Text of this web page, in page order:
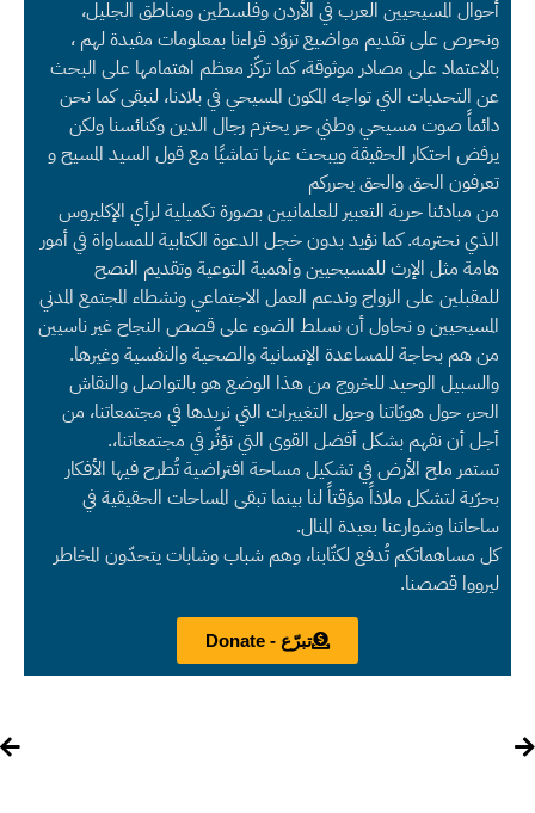
أحوال المسيحيين العرب في الأردن وفلسطين ومناطق الجليل،
ونحرص على تقديم مواضيع تزوّد قراءنا بمعلومات مفيدة لهم ،
بالاعتماد على مصادر موثوقة، كما تركّز معظم اهتمامها على البحث
عن التحديات التي تواجه المكون المسيحي في بلادنا، لنبقى كما نحن
دائماً صوت مسيحي وطني حر يحترم رجال الدين وكنائسنا ولكن
يرفض احتكار الحقيقة ويبحث عنها تماشيًا مع قول السيد المسيح و
تعرفون الحق والحق يحرركم
من مبادئنا حرية التعبير للعلمانيين بصورة تكميلية لرأي الإكليروس
الذي نحترمه. كما نؤيد بدون خجل الدعوة الكتابية للمساواة في أمور
هامة مثل الإرث للمسيحيين وأهمية التوعية وتقديم النصح
للمقبلين على الزواج وندعم العمل الاجتماعي ونشطاء المجتمع المدني
المسيحيين و نحاول أن نسلط الضوء على قصص النجاح غير ناسيين
من هم بحاجة للمساعدة الإنسانية والصحية والنفسية وغيرها.
والسبيل الوحيد للخروج من هذا الوضع هو بالتواصل والنقاش
الحر، حول هويّاتنا وحول التغييرات التي نريدها في مجتمعاتنا، من
أجل أن نفهم بشكل أفضل القوى التي تؤثّر في مجتمعاتنا،.
تستمر ملح الأرض في تشكيل مساحة افتراضية تُطرح فيها الأفكار
بحرّية لتشكل ملاذاً مؤقتاً لنا بينما تبقى المساحات الحقيقية في
ساحاتنا وشوارعنا بعيدة المنال.
كل مساهماتكم تُدفع لكتّابنا، وهم شباب وشابات يتحدّون المخاطر
ليرووا قصصنا.
تبرّع - Donate